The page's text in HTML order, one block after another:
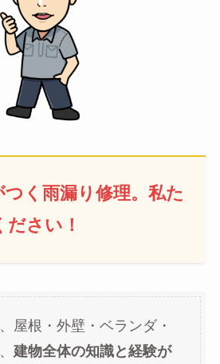
く雨漏り修理。 私た
さい！
屋根・外壁・ベランダ・
建物全体の知識と経験が